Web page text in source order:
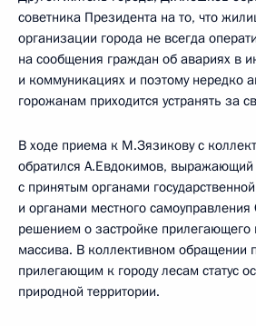
советника Президента на то, что
организации города не всегда
на сообщения граждан об авариях в
и коммуникациях и поэтому нередко
горожанам приходится устранять за
В ходе приема к М.Зязикову с
обратился А.Евдокимов, выражающий
с принятым органами
и органами местного самоуправления
решением о застройке прилегающего
массива. В коллективном обращении
прилегающим к городу лесам статус
природной территории.